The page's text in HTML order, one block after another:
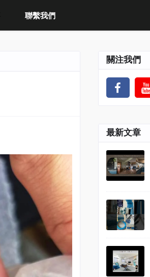
聯繫我們
關注我們
最新文章